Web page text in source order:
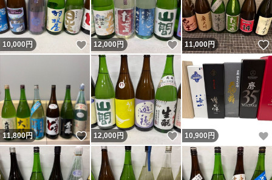
10,000円 いいね！
12,000円 いいね！
11,000円
11,800円 いいね！
12,000円 いいね！
10,900 円